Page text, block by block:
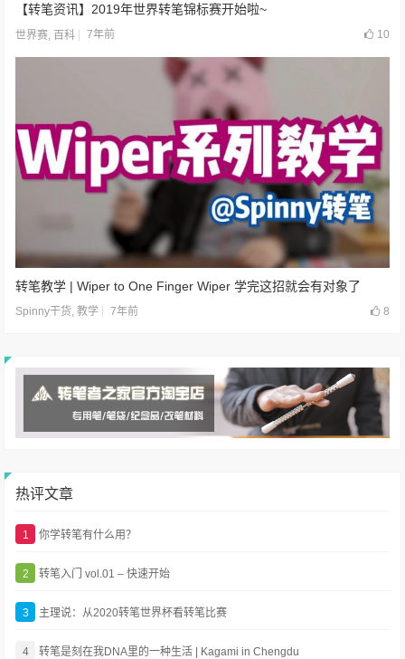
【转笔资讯】2019年世界转笔锦标赛开始啦~
世界赛, 百科 7年前 10
转笔教学 | Wiper to One Finger Wiper 学完这招就会有对象了
Spinny干货,教学 7年前 8
热评文章
1 你学转笔有什么用？
2 转笔入门 vol.01 – 快速开始
3 主理说：从2020转笔世界杯看转笔比赛
4 转笔是刻在我DNA里的一种生活 | Kagami in Chengdu